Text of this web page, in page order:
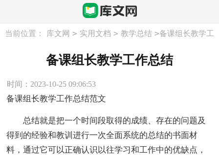
当前位置： 库文网 > 实用文档 > 教学总结 >备课组长教学工
备课组长教学工作总结
时间：2023-10-25 09:06:53
备课组长教学工作总结范文
总结就是把一个时间段取得的成绩、存在的问题及
得到的经验和教训进行一次全面系统的总结的书面材
料，通过它可以正确认识以往学习和工作中的优缺点，